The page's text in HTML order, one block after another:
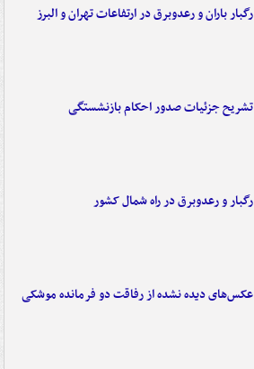
رگبار باران و رعدوبرق در ارتفاعات تهران و البرز
تشریح جزئیات صدور احکام بازنشستگی
رگبار و رعدوبرق در راه شمال کشور
عکس‌های دیده نشده از رفاقت دو فرمانده‌ موشکی